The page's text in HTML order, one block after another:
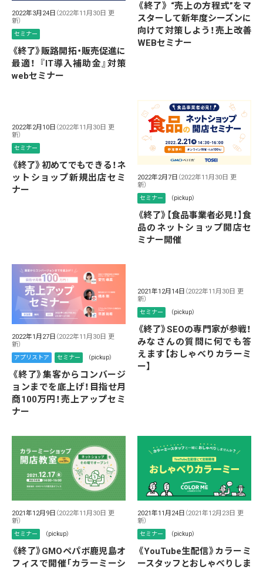
2022年3月24日 （2022年11月30日 更
新）
セミナー
《終了》販路開拓・販売促進に
最適！ 『IT導入補助金』対策
webセミナー
《終了》 “売上の方程式”をマ
スターして新年度シーズンに
向けて対策しよう！売上改善
WEBセミナー
2022年2月10日 （2022年11月30日 更
新）
セミナー
《終了》初めてでもできる！ネ
ットショップ新規出店セミ
ナー
2022年2月7日 （2022年11月30日 更
新）
セミナー （pickup）
《終了》【食品事業者必見！】食
品のネットショップ開店セ
ミナー開催
2022年1月27日 （2022年11月30日 更
新）
アプリストア セミナー （pickup）
《終了》集客からコンバージ
ョンまでを底上げ！目指せ月
商100万円！売上アップセミ
ナー
2021年12月14日 （2022年11月30日 更
新）
セミナー （pickup）
《終了》SEOの専門家が参戦！
みなさんの質問に何でも答
えます【おしゃべりカラーミ
ー】
2021年12月9日 （2022年11月30日 更
新）
セミナー （pickup）
《終了》GMOペパボ鹿児島オ
フィスで開催「カラーミーシ
2021年11月24日 （2021年12月23日 更
新）
セミナー （pickup）
《YouTube生配信》カラーミ
ースタッフとおしゃべりしま